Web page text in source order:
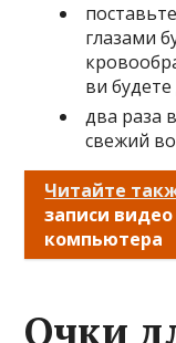
глазами
ви
два раза
свежий
Читайте
записи видео
компьютера
Очки